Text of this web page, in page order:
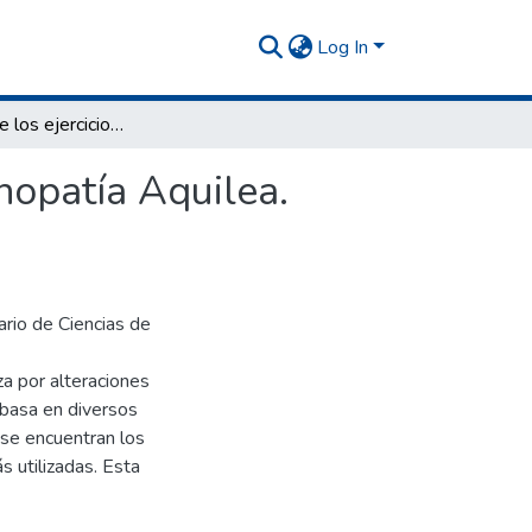
Log In
Efectividad de los ejercicios excéntricos en la tendinopatía Aquilea. Revisión bibliográfica sistemática
Aquilea.
de Ciencias de
por alteraciones
en diversos
encuentran los
utilizadas. Esta